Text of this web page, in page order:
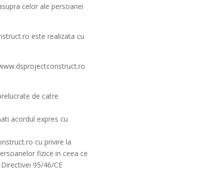
celor ale persoanei
este realizata cu
de catre
acordul expres cu
cu privire la
fizice in ceea ce
95/46/CE